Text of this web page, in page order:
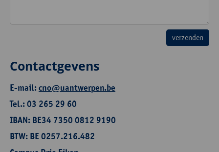
Contactgevens
E-mail:cno@uantwerpen.be
Tel.: 03 265 29 60
IBAN: BE34 7350 0812 9190
BTW: BE 0257.216.482